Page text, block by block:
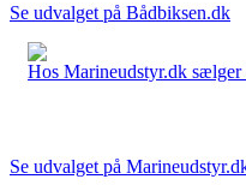
Se udvalget på Bådbiksen.dk
Hos Marineudstyr.dk sælger
Se udvalget på